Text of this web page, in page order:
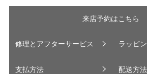
来店予約はこちら
修理とアフターサービス ラッピ
支払方法 配送方